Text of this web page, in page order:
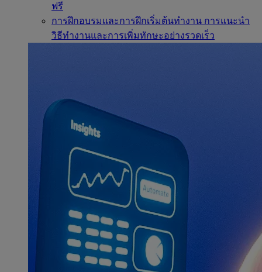
ฟรี
การฝึกอบรมและการฝึกเริ่มต้นทำงาน การแนะนำ
วิธีทำงานและการเพิ่มทักษะอย่างรวดเร็ว